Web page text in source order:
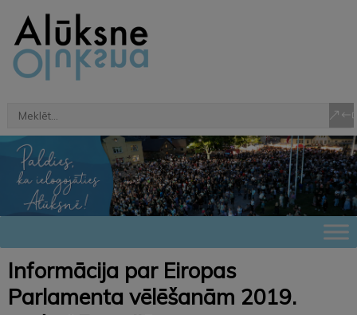
Informācija par Eiropas
Parlamenta vēlēšanām 2019.